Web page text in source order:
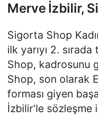
Merve İzbilir,
Sigorta Shop
ilk yarıyı 2.
Shop, kadrosunu
Shop, son olarak
forması giyen
İzbilir'le sözleşme